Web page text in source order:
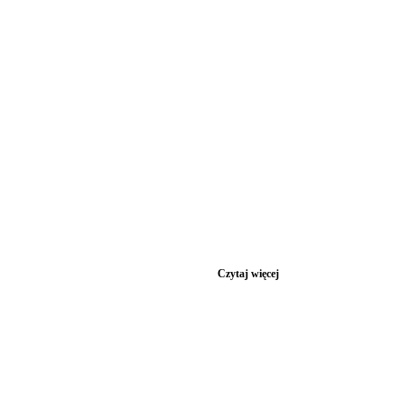
Czytaj więcej